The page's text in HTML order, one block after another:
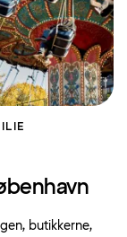
butikkerne,